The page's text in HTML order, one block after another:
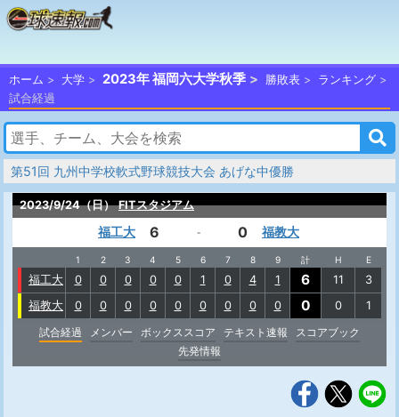
ホーム 大学 2023年 福岡六大学秋季 勝敗表
ランキング
試合経過
第51回 九州中学校軟式野球競技大会 あげな中優勝
2023/9/24（日） FITスタジアム
福工大 6 - 0 福教大
1 2 3 4 5 6 7 8 9 計 H E
福工大 0 0 0 0 0 1 0 4 1 6 11
3
福教大
0 0 0 0 0 0 0 0 0 0 0
1
試合経過
メンバー ボックススコア テキスト速報
スコアブック
先発情報